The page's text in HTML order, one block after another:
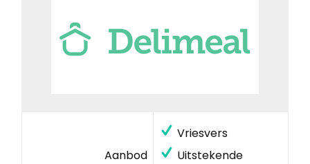
Aanbod
Vriesvers
Uitstekende